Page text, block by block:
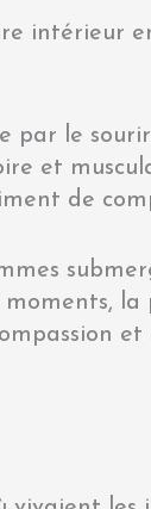
intérieur
par le
et
de
et